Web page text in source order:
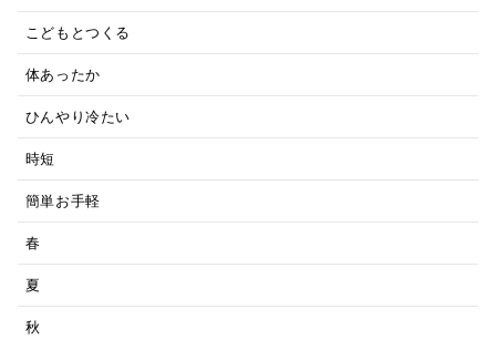
こどもとつくる
体あったか
ひんやり冷たい
時短
簡単お手軽
春
夏
秋